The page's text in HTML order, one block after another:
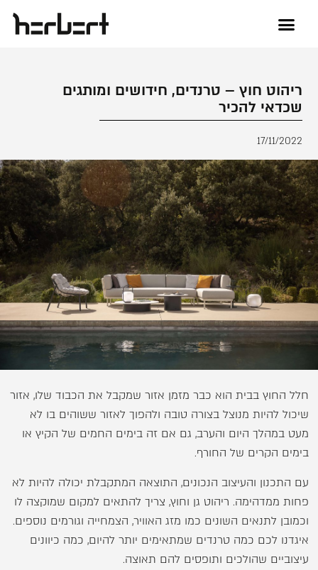
ריהוט חוץ – טרנדים, חידושים ומותגים
שכדאי להכיר
17/11/2022
חלל החוץ בבית הוא כבר מזמן אזור שמקבל את הכבוד שלו, אזור
שיכול להיות מנוצל בצורה טובה ולהפוך לאזור ששוהים בו לא
מעט במהלך היום והערב, גם אם זה בימים החמים של הקיץ או
בימים הקרים של החורף.
עם התכנון והעיצוב הנכונים, התוצאה המתקבלת יכולה להיות לא
פחות ממדהימה. ריהוט גן וחוץ, צריך להתאים למקום שמוקצה לו
וכמובן לתנאים השונים כמו מזג האוויר, הצמחייה וגורמים נוספים.
איגדנו לכם כמה טרנדים שמתאימים יותר להיום, כמה כיוונים
עיצוביים שהולכים ותופסים להם תאוצה.